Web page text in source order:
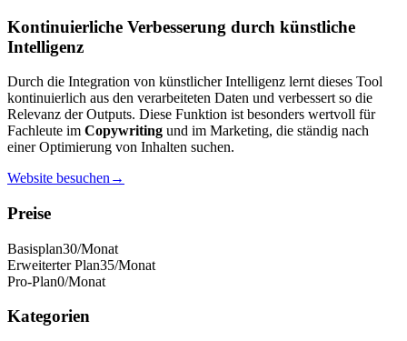
Kontinuierliche Verbesserung durch künstliche
Intelligenz
Durch die Integration von künstlicher Intelligenz lernt dieses Tool
kontinuierlich aus den verarbeiteten Daten und verbessert so die
Relevanz der Outputs. Diese Funktion ist besonders wertvoll für
Fachleute im Copywriting und im Marketing, die ständig nach
einer Optimierung von Inhalten suchen.
Website besuchen →
Preise
Basisplan30/Monat
Erweiterter Plan35/Monat
Pro-Plan0/Monat
Kategorien